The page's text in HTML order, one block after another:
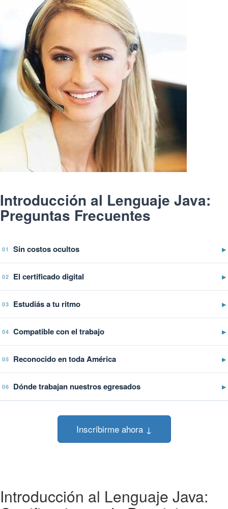
Introducción al Lenguaje Java:
Preguntas Frecuentes
01 Sin costos ocultos ▶
02 El certificado digital ▶
03 Estudiás a tu ritmo ▶
04 Compatible con el trabajo ▶
05 Reconocido en toda América ▶
06 Dónde trabajan nuestros egresados ▶
Inscribirme ahora ↓
Introducción al Lenguaje Java: